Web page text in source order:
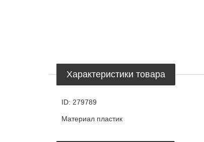
Характеристики товара
ID: 279789
Материал пластик